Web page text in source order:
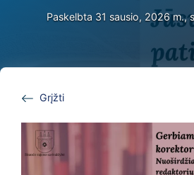
Paskelbta 31 sausio, 2026 m.,
Grįžti